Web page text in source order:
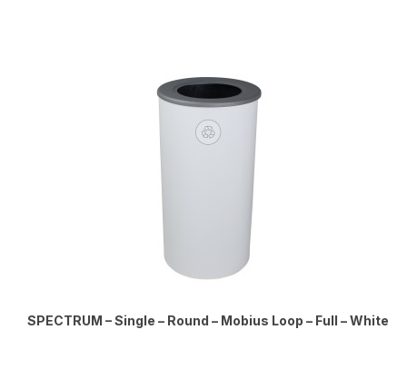
SPECTRUM – Single – Round – Mobius Loop – Full – White